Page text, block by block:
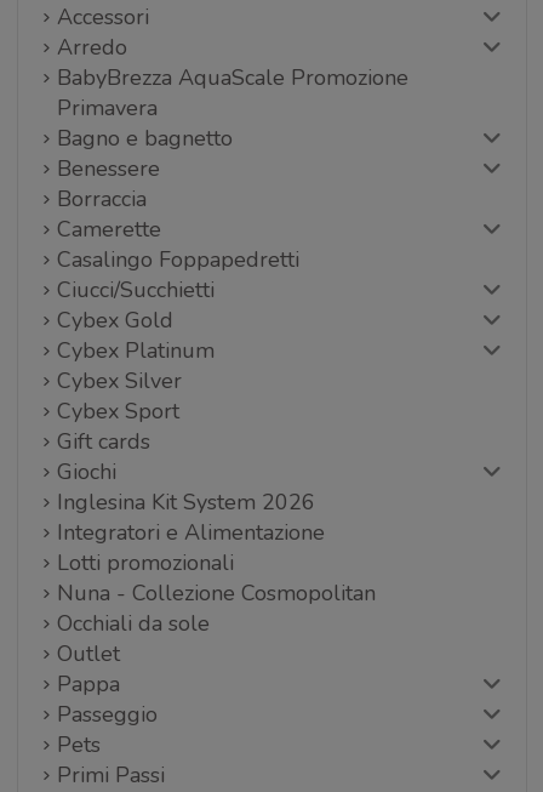
Accessori
Arredo
BabyBrezza AquaScale Promozione
Primavera
Bagno e bagnetto
Benessere
Borraccia
Camerette
Casalingo Foppapedretti
Ciucci/Succhietti
Cybex Gold
Cybex Platinum
Cybex Silver
Cybex Sport
Gift cards
Giochi
Inglesina Kit System 2026
Integratori e Alimentazione
Lotti promozionali
Nuna - Collezione Cosmopolitan
Occhiali da sole
Outlet
Pappa
Passeggio
Pets
Primi Passi